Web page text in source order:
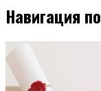
Навигация